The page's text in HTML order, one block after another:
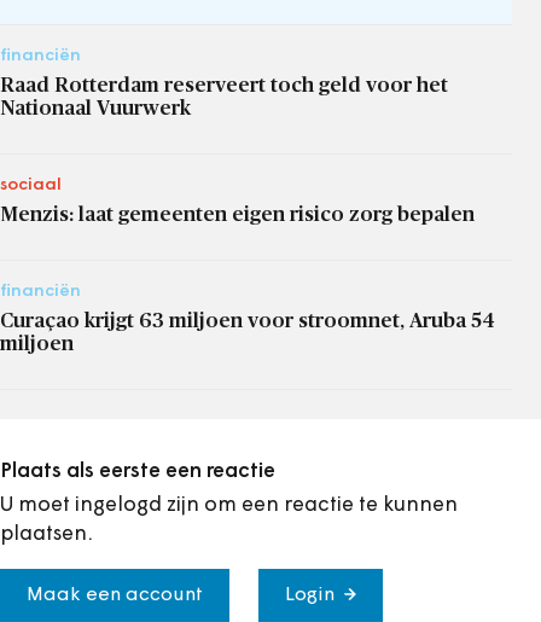
financiën
Raad Rotterdam reserveert toch geld voor het
Nationaal Vuurwerk
sociaal
Menzis: laat gemeenten eigen risico zorg bepalen
financiën
Curaçao krijgt 63 miljoen voor stroomnet, Aruba 54
miljoen
Plaats als eerste een reactie
U moet ingelogd zijn om een reactie te kunnen
plaatsen.
Maak een account Login